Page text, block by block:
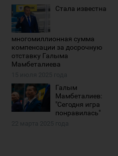
Стала известна
многомиллионная сумма
компенсации за досрочную
отставку Галыма
Мамбеталиева
Галым
Мамбеталиев:
"Сегодня игра
понравилась"